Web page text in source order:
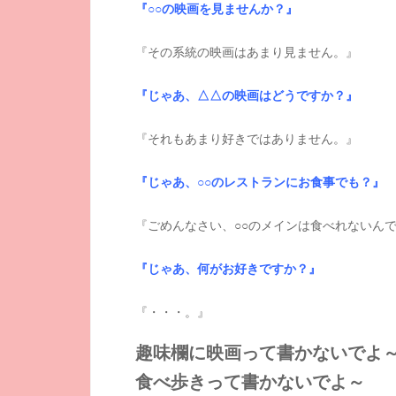
『○○の映画を見ませんか？』
『その系統の映画はあまり見ません。』
『じゃあ、△△の映画はどうですか？』
『それもあまり好きではありません。』
『じゃあ、○○のレストランにお食事でも？』
『ごめんなさい、○○のメインは食べれないんで
『じゃあ、何がお好きですか？』
『・・・。』
趣味欄に映画って書かないでよ
食べ歩きって書かないでよ～